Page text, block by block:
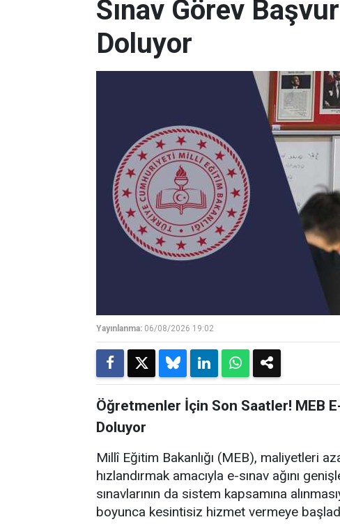
Sınav Görev
Doluyor
Yayınlanma: 06/08/2026 19:02
Öğretmenler İçin Son Saatler! MEB
Doluyor
Millî Eğitim Bakanlığı (MEB), maliyetleri
hızlandırmak amacıyla e-sınav ağını
sınavlarının da sistem kapsamına
boyunca kesintisiz hizmet vermeye